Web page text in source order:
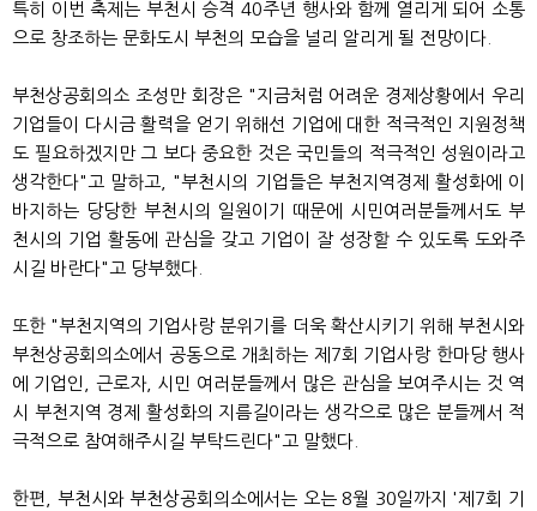
특히 이번 축제는 부천시 승격 40주년 행사와 함께 열리게 되어 소통
으로 창조하는 문화도시 부천의 모습을 널리 알리게 될 전망이다.
부천상공회의소 조성만 회장은 "지금처럼 어려운 경제상황에서 우리
기업들이 다시금 활력을 얻기 위해선 기업에 대한 적극적인 지원정책
도 필요하겠지만 그 보다 중요한 것은 국민들의 적극적인 성원이라고
생각한다"고 말하고, "부천시의 기업들은 부천지역경제 활성화에 이
바지하는 당당한 부천시의 일원이기 때문에 시민여러분들께서도 부
천시의 기업 활동에 관심을 갖고 기업이 잘 성장할 수 있도록 도와주
시길 바란다"고 당부했다.
또한 "부천지역의 기업사랑 분위기를 더욱 확산시키기 위해 부천시와
부천상공회의소에서 공동으로 개최하는 제7회 기업사랑 한마당 행사
에 기업인, 근로자, 시민 여러분들께서 많은 관심을 보여주시는 것 역
시 부천지역 경제 활성화의 지름길이라는 생각으로 많은 분들께서 적
극적으로 참여해주시길 부탁드린다"고 말했다.
한편, 부천시와 부천상공회의소에서는 오는 8월 30일까지 '제7회 기